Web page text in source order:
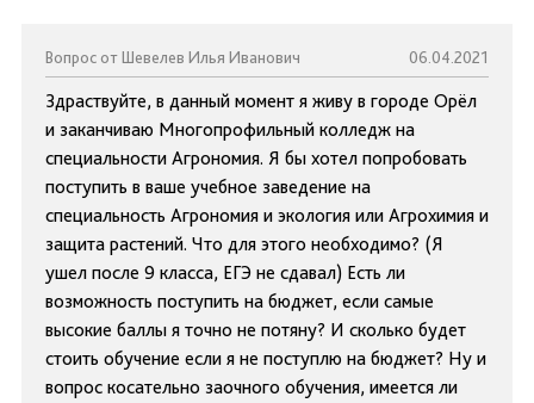
Вопрос от Шевелев Илья Иванович 06.04.2021
Здраствуйте, в данный момент я живу в городе Орёл
и заканчиваю Многопрофильный колледж на
специальности Агрономия. Я бы хотел попробовать
поступить в ваше учебное заведение на
специальность Агрономия и экология или Агрохимия и
защита растений. Что для этого необходимо? (Я
ушел после 9 класса, ЕГЭ не сдавал) Есть ли
возможность поступить на бюджет, если самые
высокие баллы я точно не потяну? И сколько будет
стоить обучение если я не поступлю на бюджет? Ну и
вопрос косательно заочного обучения, имеется ли